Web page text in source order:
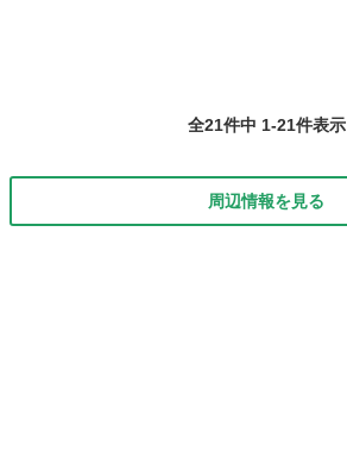
全21件中 1-21件表示
周辺情報を見る